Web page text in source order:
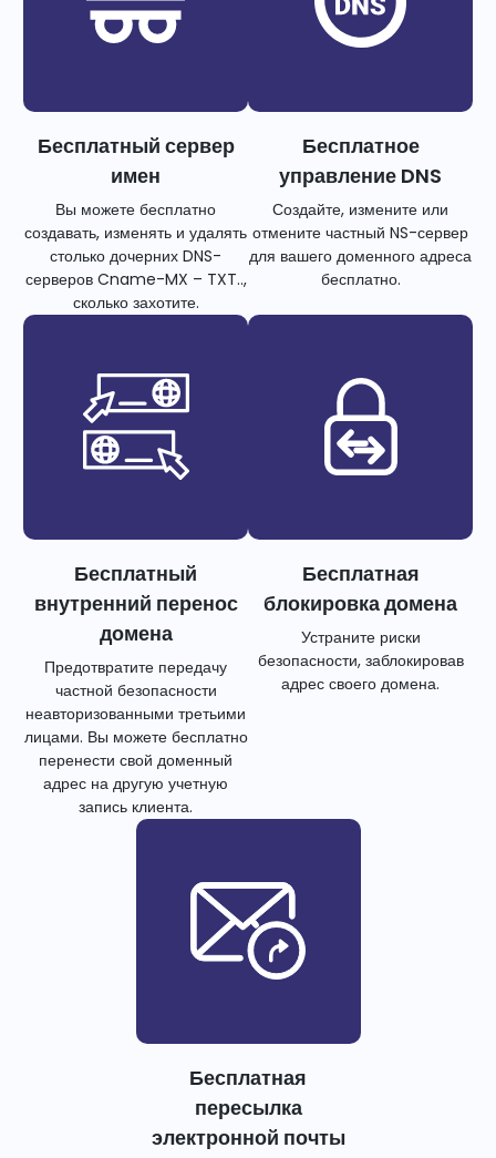
Бесплатный сервер
имен
Вы можете бесплатно
создавать, изменять и удалять
столько дочерних DNS-
серверов Cname-MX – TXT..,
сколько захотите.
Бесплатное
управление DNS
Создайте, измените или
отмените частный NS-сервер
для вашего доменного адреса
бесплатно.
Бесплатный
внутренний перенос
домена
Предотвратите передачу
частной безопасности
неавторизованными третьими
лицами. Вы можете бесплатно
перенести свой доменный
адрес на другую учетную
запись клиента.
Бесплатная
блокировка домена
Устраните риски
безопасности, заблокировав
адрес своего домена.
Бесплатная
пересылка
электронной почты